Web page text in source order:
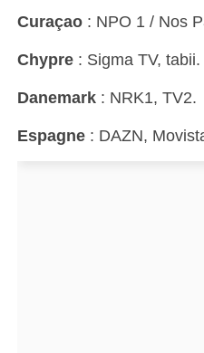
Curaçao : NPO 1 / Nos
Chypre : Sigma TV, tabii.
Danemark : NRK1, TV2.
Espagne : DAZN,